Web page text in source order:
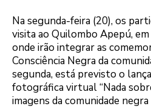
Na segunda-feira (20), os
visita ao Quilombo Apepú,
onde irão integrar as
Consciência Negra da
segunda, está previsto o
fotográfica virtual “Nada
imagens da comunidade negra